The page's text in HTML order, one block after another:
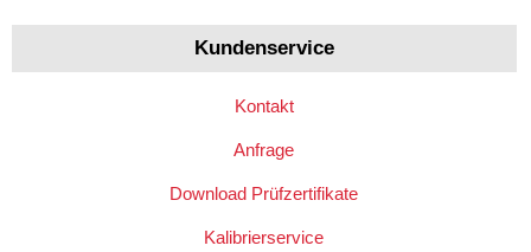
Kundenservice
Kontakt
Anfrage
Download Prüfzertifikate
Kalibrierservice